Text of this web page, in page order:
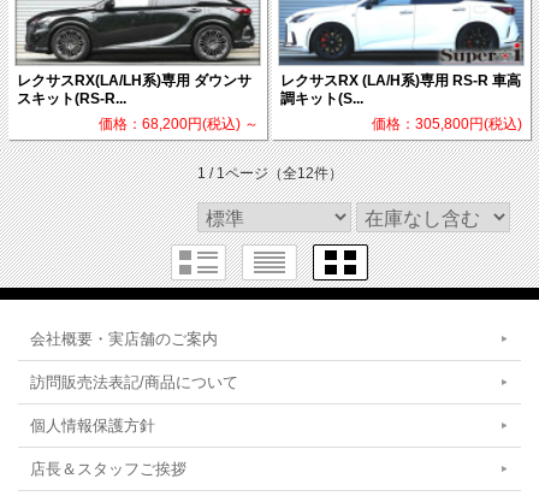
レクサスRX(LA/LH系)専用 ダウンサ
スキット(RS-R...
価格：68,200円(税込) ～
レクサスRX (LA/H系)専用 RS-R 車高
調キット(S...
価格：305,800円(税込)
1 / 1ページ（全12件）
会社概要・実店舗のご案内
訪問販売法表記/商品について
個人情報保護方針
店長＆スタッフご挨拶